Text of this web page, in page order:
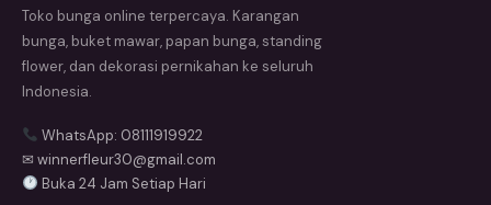
Toko bunga online terpercaya. Karangan
bunga, buket mawar, papan bunga, standing
flower, dan dekorasi pernikahan ke seluruh
Indonesia.
WhatsApp: 08111919922
✉ winnerfleur30@gmail.com
Buka 24 Jam Setiap Hari